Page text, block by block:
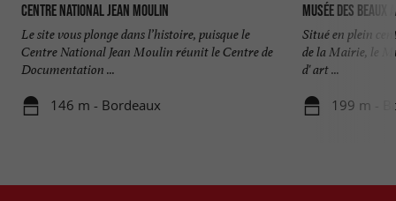
Centre National Jean Moulin
Le site vous plonge dans l’histoire, puisque le
Centre National Jean Moulin réunit le Centre de
Documentation ...
146 m - Bordeaux
Musée des Beaux
Situé en plein
de la Mairie, le
d' art ...
199 m -